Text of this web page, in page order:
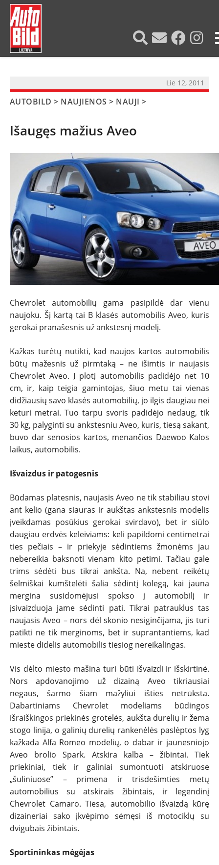
NAUJIENOS
TESTAI
NAUJI
NAUDOTI
REPORTAŽAI
PATARIMAI
ĮVAIRENYBĖS
Lie 12, 2011
AUTOBILD > NAUJIENOS > NAUJI >
Išaugęs mažius Aveo
Chevrolet automobilių gama pasipildė dar vienu
naujoku. Šį kartą tai B klasės automobilis Aveo, kuris
gerokai pranašesnis už ankstesnį modelį.
Kažkas turėtų nutikti, kad naujos kartos automobilis
būtų mažesnis už pirmtaką – ne išimtis ir naujasis
Chevrolet Aveo. Į plotį automobilis padidėjo net 10
cm, ir, kaip teigia gamintojas, šiuo metu tai vienas
didžiausių savo klasės automobilių, jo ilgis daugiau nei
keturi metrai. Tuo tarpu svoris padidėjo nedaug, tik
30 kg, palyginti su ankstesniu Aveo, kuris, tiesą sakant,
buvo dar senosios kartos, menančios Daewoo Kalos
laikus, automobilis.
Išvaizdus ir patogesnis
Būdamas platesnis, naujasis Aveo ne tik stabiliau stovi
ant kelio (gana siauras ir aukštas ankstesnis modelis
įveikdamas posūkius gerokai svirdavo), bet ir siūlo
daugiau erdvės keleiviams: keli papildomi centimetrai
ties pečiais – ir priekyje sėdintiems žmonėms jau
nebereikia baksnoti vienam kito petimi. Tačiau gale
trims sėdėti bus tikrai ankšta. Na, nebent reikėtų
šelmiškai kumštelėti šalia sėdintį kolegą, kai jauna
mergina susidomėjusi spokso į automobilį ir
įsivaizduoja jame sėdinti pati. Tikrai patrauklus tas
naujasis Aveo – nors dėl skonio nesiginčijama, jis turi
patikti ne tik merginoms, bet ir suprantantiems, kad
mieste didelis automobilis tiesiog nereikalingas.
Vis dėlto miesto mašina turi būti išvaizdi ir išskirtinė.
Nors apdovanojimo už dizainą Aveo tikriausiai
negaus, šarmo šiam mažyliui išties netrūksta.
Dabartiniams Chevrolet modeliams būdingos
išraiškingos priekinės grotelės, aukšta durelių ir žema
stogo linija, o galinių durelių rankenėlės paslėptos lyg
kažkada Alfa Romeo modelių, o dabar ir jaunesniojo
Aveo brolio Spark. Atskira kalba – žibintai. Tiek
priekiniai, tiek ir galiniai sumontuoti atskiruose
„šuliniuose” – primena ir trisdešimties metų
automobilius su atskirais žibintais, ir legendinį
Chevrolet Camaro. Tiesa, automobilio išvaizdą kūrę
dizaineriai sako įkvėpimo sėmęsi iš motociklų su
dvigubais žibintais.
Sportininkas mėgėjas